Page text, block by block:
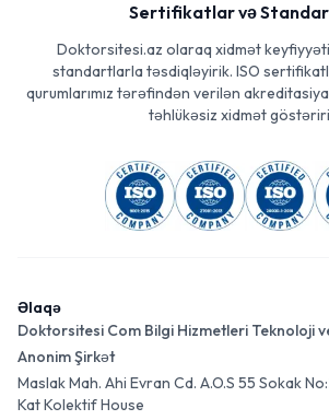
Sertifikatlar və
Doktorsitesi.az olaraq xidmət
standartlarla təsdiqləyirik. ISO
qurumlarımız tərəfindən verilən
təhlükəsiz xidmət
Əlaqə
Doktorsitesi Com Bilgi Hizmetleri Teknoloji
Anonim Şirkət
Maslak Mah. Ahi Evran Cd. A.O.S 55 Sokak
Kat Kolektif House